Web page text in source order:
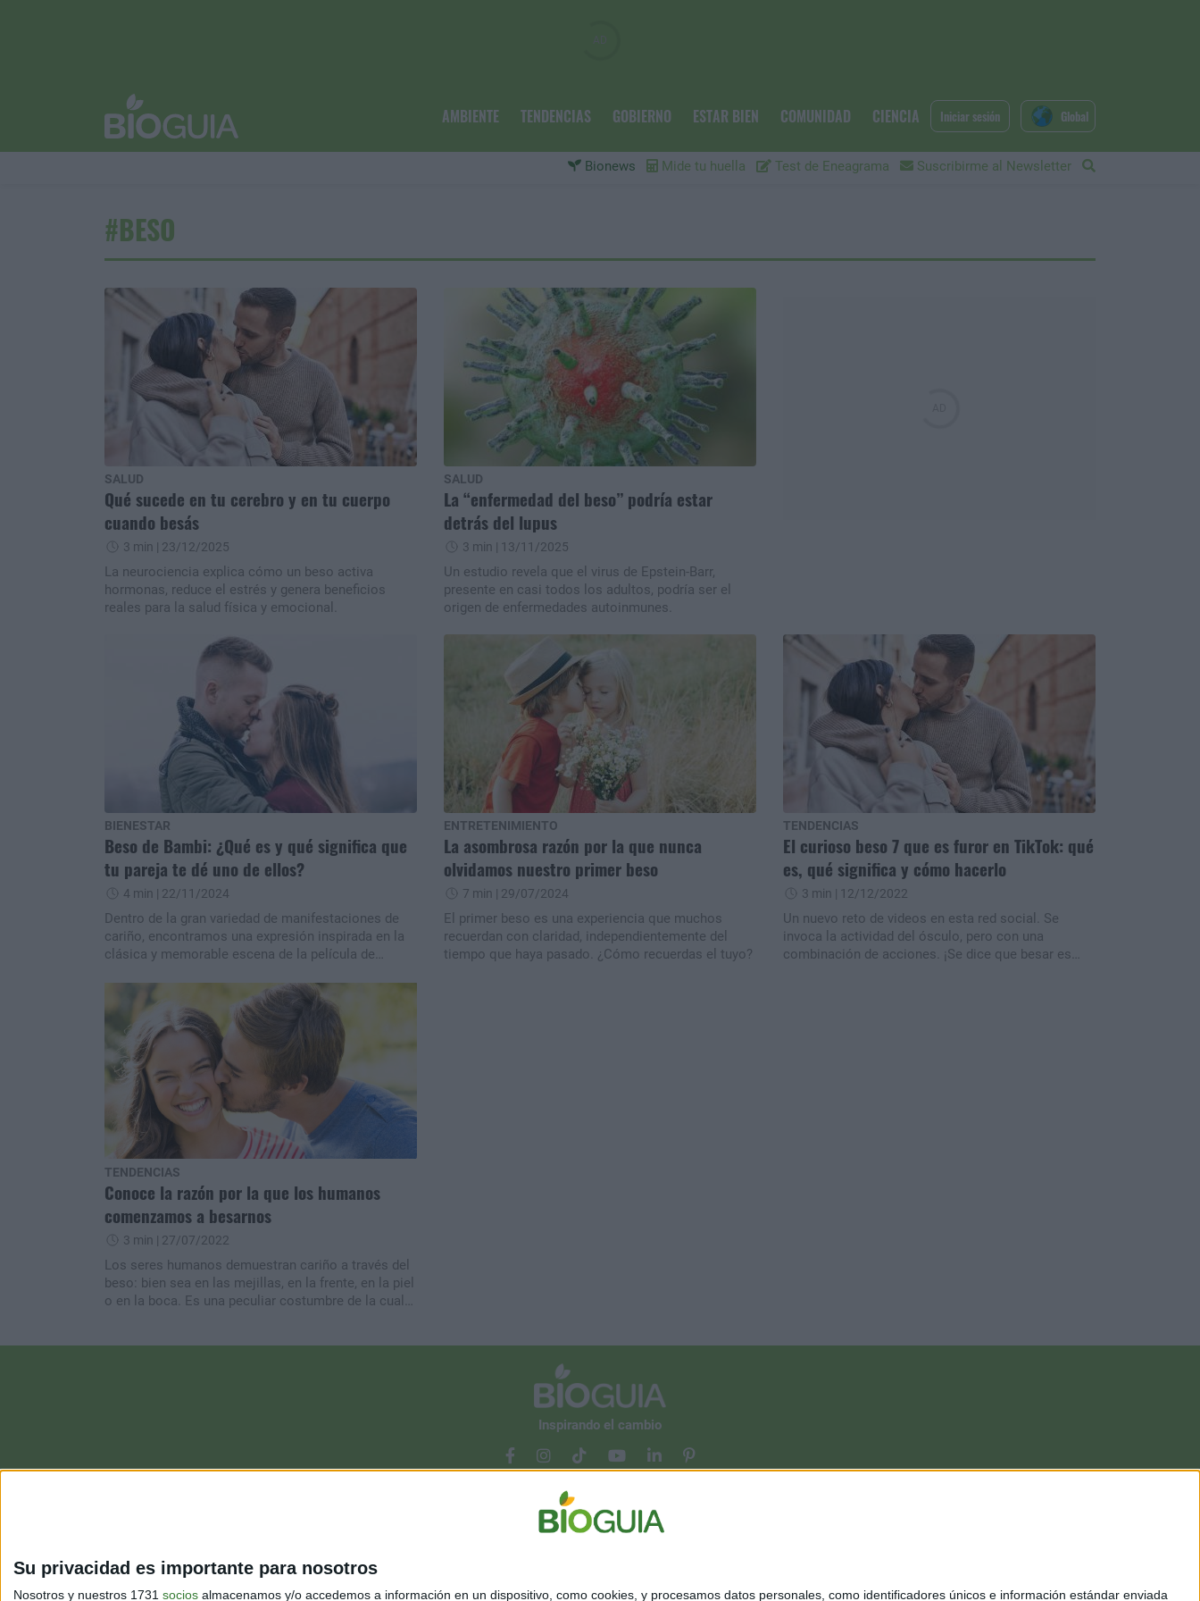
Su privacidad es importante para nosotros
Nosotros y nuestros 1731 socios almacenamos y/o accedemos a información en un dispositivo, como cookies, y procesamos datos personales, como identificadores únicos e información estándar enviada
AMBIENTE TENDENCIAS GOBIERNO ESTAR BIEN COMUNIDAD CIENCIA
Bionews Mide tu huella Test de Eneagrama Suscribirme al Newsletter
Iniciar sesión Global
#BESO
SALUD
Qué sucede en tu cerebro y en tu cuerpo
cuando besás
3 min | 23/12/2025
La neurociencia explica cómo un beso activa
hormonas, reduce el estrés y genera beneficios
reales para la salud física y emocional.
SALUD
La “enfermedad del beso” podría estar
detrás del lupus
3 min | 13/11/2025
Un estudio revela que el virus de Epstein-Barr,
presente en casi todos los adultos, podría ser el
origen de enfermedades autoinmunes.
BIENESTAR
Beso de Bambi: ¿Qué es y qué significa que
tu pareja te dé uno de ellos?
4 min | 22/11/2024
Dentro de la gran variedad de manifestaciones de
cariño, encontramos una expresión inspirada en la
clásica y memorable escena de la película de
ENTRETENIMIENTO
La asombrosa razón por la que nunca
olvidamos nuestro primer beso
7 min | 29/07/2024
El primer beso es una experiencia que muchos
recuerdan con claridad, independientemente del
tiempo que haya pasado. ¿Cómo recuerdas el tuyo?
TENDENCIAS
El curioso beso 7 que es furor en TikTok: qué
es, qué significa y cómo hacerlo
3 min | 12/12/2022
Un nuevo reto de videos en esta red social. Se
invoca la actividad del ósculo, pero con una
combinación de acciones. ¡Se dice que besar es
TENDENCIAS
Conoce la razón por la que los humanos
comenzamos a besarnos
3 min | 27/07/2022
Los seres humanos demuestran cariño a través del
beso: bien sea en las mejillas, en la frente, en la piel
o en la boca. Es una peculiar costumbre de la cual
Inspirando el cambio
Contacto
Acerca de nosotros